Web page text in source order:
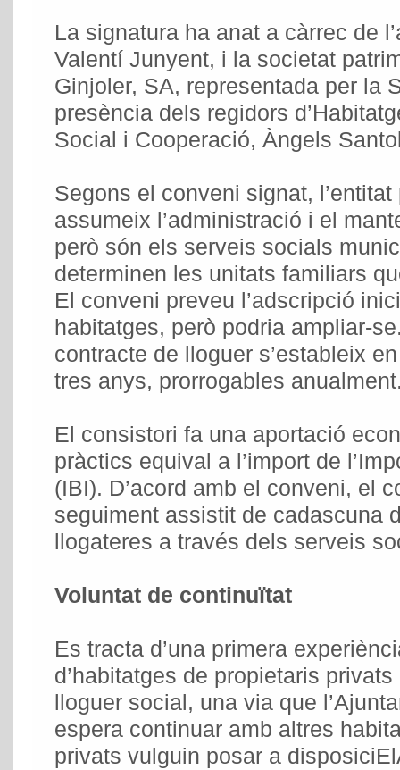
La signatura ha anat a càrrec de
Valentí Junyent, i la societat
Ginjoler, SA, representada per la
presència dels regidors
Social i Cooperació, Àngels
Segons el conveni signat,
assumeix l’administració i el
però són els serveis socials
determinen les unitats familiars
El conveni preveu l’adscripció
habitatges, però podria ampliar-
contracte de lloguer s’estableix
tres anys, prorrogables
El consistori fa una aportació
pràctics equival a l’import de
(IBI). D’acord amb el conveni, el
seguiment assistit de cadascuna
llogateres a través dels serveis
Voluntat de continuïtat
Es tracta d’una primera
d’habitatges de propietaris
lloguer social, una via que
espera continuar amb altres
privats vulguin posar a